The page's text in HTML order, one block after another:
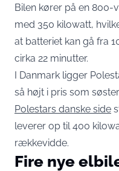
Bilen kører på en 800-
med 350 kilowatt,
at batteriet kan gå fra
cirka 22 minutter.
I Danmark ligger
så højt i pris som
Polestars danske side
leverer op til 400
rækkevidde.
Fire nye